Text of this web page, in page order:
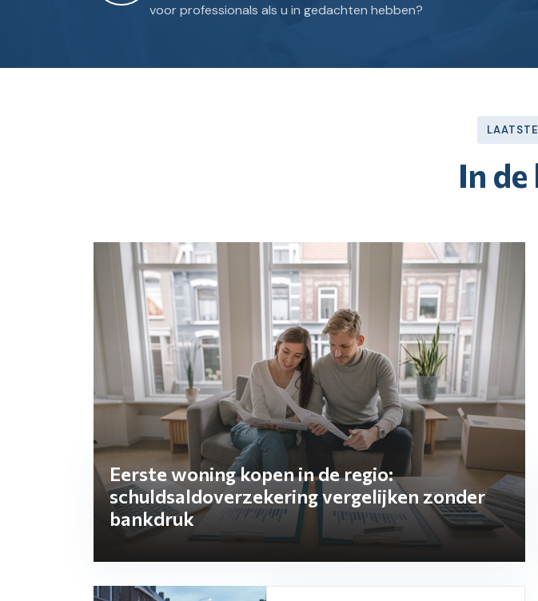
voor professionals als u in gedachten hebben?
In
Eerste woning kopen in de regio:
schuldsaldoverzekering vergelijken zonder
bankdruk